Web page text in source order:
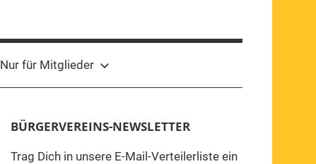
Nur für Mitglieder
BÜRGERVEREINS-NEWSLETTER
Trag Dich in unsere E-Mail-Verteilerliste ein